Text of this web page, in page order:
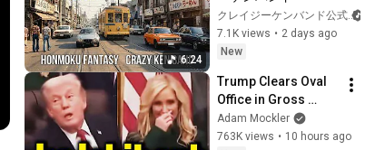
6:24
クレイジーケンバンド公式
7.1K views • 2 days ago
New
Trump Clears Oval
Office in Gross
Disaster
Adam Mockler
763K views • 10 hours ago